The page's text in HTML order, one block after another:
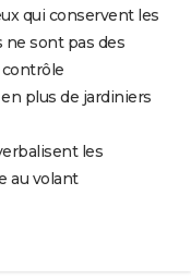
qui conservent les
ne sont pas des
plus de jardiniers
les
au volant